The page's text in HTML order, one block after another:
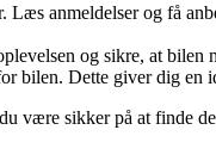
Læs anmeldelser og få
og sikre, at
bilen. Dette giver dig en
være sikker på at finde